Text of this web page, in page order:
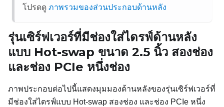
โปรดดู ภาพรวมของส่วนประกอบด้านหลัง
รุ่นเซิร์ฟเวอร์ที่มีช่องใส่ไดรฟ์ด้านหลัง
แบบ Hot-swap ขนาด 2.5 นิ้ว สองช่อง
และช่อง PCIe หนึ่งช่อง
ภาพประกอบต่อไปนี้แสดงมุมมองด้านหลังของรุ่นเซิร์ฟเวอร์ที่
มีช่องใส่ไดรฟ์แบบ Hot-swap สองช่อง และช่อง PCIe หนึ่ง